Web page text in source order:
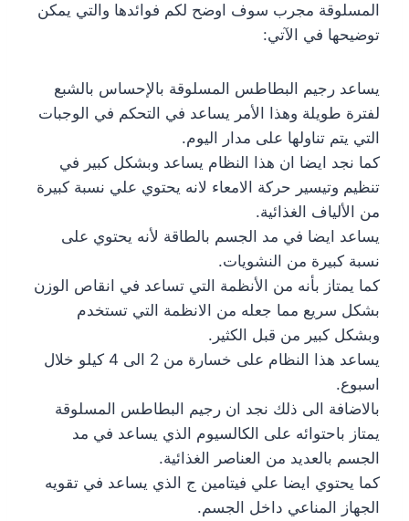
المسلوقة مجرب سوف اوضح لكم فوائدها والتي يمكن
توضيحها في الآتي:
يساعد رجيم البطاطس المسلوقة بالإحساس بالشبع
لفترة طويلة وهذا الأمر يساعد في التحكم في الوجبات
التي يتم تناولها على مدار اليوم.
كما نجد ايضا ان هذا النظام يساعد وبشكل كبير في
تنظيم وتيسير حركة الامعاء لانه يحتوي علي نسبة كبيرة
من الألياف الغذائية.
يساعد ايضا في مد الجسم بالطاقة لأنه يحتوي على
نسبة كبيرة من النشويات.
كما يمتاز بأنه من الأنظمة التي تساعد في انقاص الوزن
بشكل سريع مما جعله من الانظمة التي تستخدم
وبشكل كبير من قبل الكثير.
يساعد هذا النظام على خسارة من 2 الى 4 كيلو خلال
اسبوع.
بالاضافة الى ذلك نجد ان رجيم البطاطس المسلوقة
يمتاز باحتوائه على الكالسيوم الذي يساعد في مد
الجسم بالعديد من العناصر الغذائية.
كما يحتوي ايضا علي فيتامين ج الذي يساعد في تقويه
الجهاز المناعي داخل الجسم.